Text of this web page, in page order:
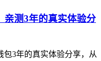
亲测3年的真实体验分
3年的真实体验分享，从